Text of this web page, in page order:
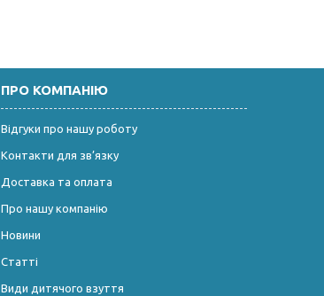
ПРО КОМПАНІЮ
Відгуки про нашу роботу
Контакти для зв’язку
Доставка та оплата
Про нашу компанію
Новини
Статті
Види дитячого взуття